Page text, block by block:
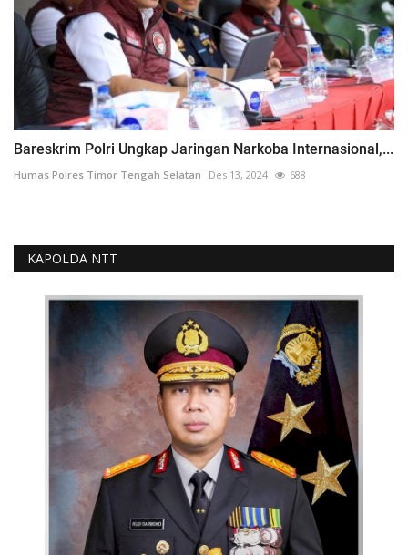
Bareskrim Polri Ungkap Jaringan Narkoba Internasional,...
Humas Polres Timor Tengah Selatan Des 13, 2024 688
KAPOLDA NTT